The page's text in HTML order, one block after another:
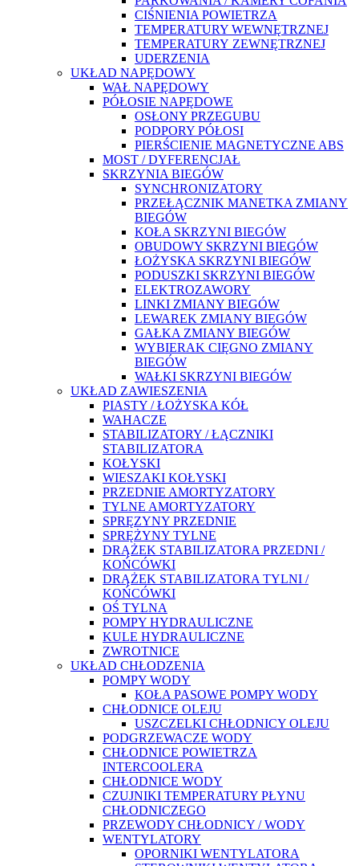
CIŚNIENIA POWIETRZA
TEMPERATURY WEWNĘTRZNEJ
TEMPERATURY ZEWNĘTRZNEJ
UDERZENIA
UKŁAD NAPĘDOWY
WAŁ NAPĘDOWY
PÓŁOSIE NAPĘDOWE
OSŁONY PRZEGUBU
PODPORY PÓŁOSI
PIERŚCIENIE MAGNETYCZNE ABS
MOST / DYFERENCJAŁ
SKRZYNIA BIEGÓW
SYNCHRONIZATORY
PRZEŁĄCZNIK MANETKA ZMIANY
BIEGÓW
KOŁA SKRZYNI BIEGÓW
OBUDOWY SKRZYNI BIEGÓW
ŁOŻYSKA SKRZYNI BIEGÓW
PODUSZKI SKRZYNI BIEGÓW
ELEKTROZAWORY
LINKI ZMIANY BIEGÓW
LEWAREK ZMIANY BIEGÓW
GAŁKA ZMIANY BIEGÓW
WYBIERAK CIĘGNO ZMIANY
BIEGÓW
WAŁKI SKRZYNI BIEGÓW
UKŁAD ZAWIESZENIA
PIASTY / ŁOŻYSKA KÓŁ
WAHACZE
STABILIZATORY / ŁĄCZNIKI
STABILIZATORA
KOŁYSKI
WIESZAKI KOŁYSKI
PRZEDNIE AMORTYZATORY
TYLNE AMORTYZATORY
SPRĘZYNY PRZEDNIE
SPRĘŻYNY TYLNE
DRĄŻEK STABILIZATORA PRZEDNI /
KOŃCÓWKI
DRĄŻEK STABILIZATORA TYLNI /
KOŃCÓWKI
OŚ TYLNA
POMPY HYDRAULICZNE
KULE HYDRAULICZNE
ZWROTNICE
UKŁAD CHŁODZENIA
POMPY WODY
KOŁA PASOWE POMPY WODY
CHŁODNICE OLEJU
USZCZELKI CHŁODNICY OLEJU
PODGRZEWACZE WODY
CHŁODNICE POWIETRZA
INTERCOOLERA
CHŁODNICE WODY
CZUJNIKI TEMPERATURY PŁYNU
CHŁODNICZEGO
PRZEWODY CHŁODNICY / WODY
WENTYLATORY
OPORNIKI WENTYLATORA